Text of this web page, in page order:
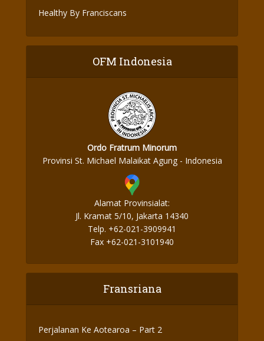
Healthy By Franciscans
OFM Indonesia
Ordo Fratrum Minorum
Provinsi St. Michael Malaikat Agung - Indonesia
Alamat Provinsialat:
Jl. Kramat 5/10, Jakarta 14340
Telp. +62-021-3909941
Fax +62-021-3101940
Fransriana
Perjalanan Ke Aotearoa – Part 2